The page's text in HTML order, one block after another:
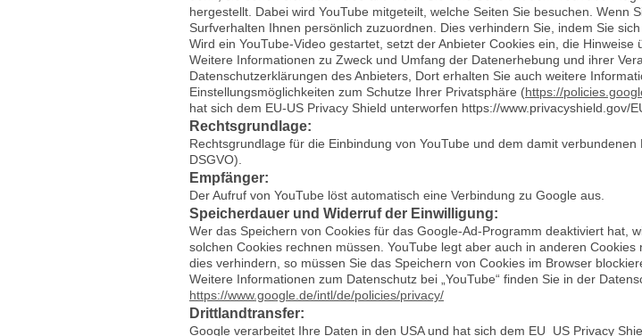
hergestellt. Dabei wird YouTube mitgeteilt, welche Seiten Sie besuchen. Wenn
Surfverhalten Ihnen persönlich zuzuordnen. Dies verhindern Sie, indem Sie
Wird ein YouTube-Video gestartet, setzt der Anbieter Cookies ein, die Hinweise
Weitere Informationen zu Zweck und Umfang der Datenerhebung und ihrer
Datenschutzerklärungen des Anbieters, Dort erhalten Sie auch weitere
Einstellungsmöglichkeiten zum Schutze Ihrer Privatsphäre (https://
hat sich dem EU-US Privacy Shield unterworfen https://www.privacyshield.gov/
Rechtsgrundlage:
Rechtsgrundlage für die Einbindung von YouTube und dem damit
DSGVO).
Empfänger:
Der Aufruf von YouTube löst automatisch eine Verbindung zu Google aus.
Speicherdauer und Widerruf der Einwilligung:
Wer das Speichern von Cookies für das Google-Ad-Programm deaktiviert hat,
solchen Cookies rechnen müssen. YouTube legt aber auch in anderen
dies verhindern, so müssen Sie das Speichern von Cookies im Browser
Weitere Informationen zum Datenschutz bei „YouTube“ finden Sie in der
https://www.google.de/intl/de/policies/privacy/
Drittlandtransfer:
Google verarbeitet Ihre Daten in den USA und hat sich dem EU_US Privacy